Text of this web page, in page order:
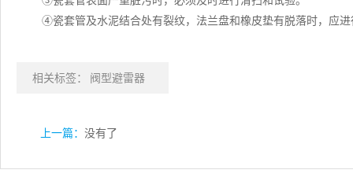
④瓷套管及水泥结合处有裂纹，法兰盘和橡皮垫有脱落时，应进
相关标签： 阀型避雷器
上一篇： 没有了